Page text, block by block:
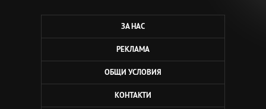
ЗА НАС
РЕКЛАМА
ОБЩИ УСЛОВИЯ
КОНТАКТИ